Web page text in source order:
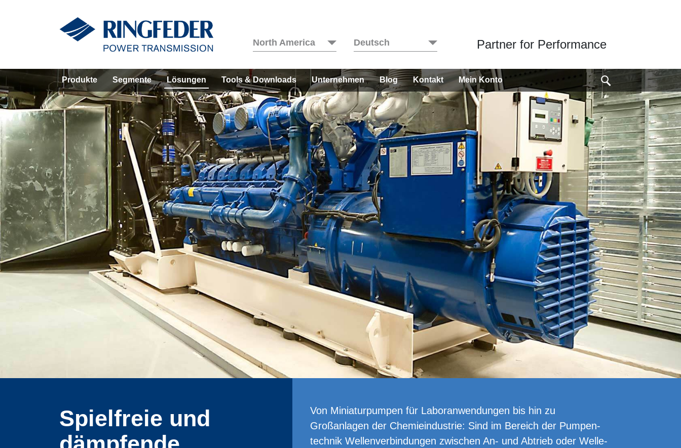
North America Deutsch Partner for Performance
Produkte Segmente Lösungen Tools & Downloads Unternehmen Blog Kontakt Mein Konto
Spielfreie und
Von Miniaturpumpen für Laboranwendungen bis hin zu
Großanlagen der Chemieindustrie: Sind im Bereich der Pumpen­
technik Wellenverbindungen zwischen An- und Abtrieb oder Welle-